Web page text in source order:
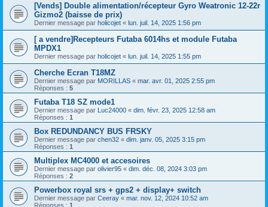
[Vends] Double alimentation/récepteur Gyro Weatronic 12-22r
Gizmo2 (baisse de prix)
Dernier message par holicojet « lun. juil. 14, 2025 1:56 pm
[ a vendre]Recepteurs Futaba 6014hs et module Futaba
MPDX1
Dernier message par holicojet « lun. juil. 14, 2025 1:55 pm
Cherche Ecran T18MZ
Dernier message par MORILLAS « mar. avr. 01, 2025 2:55 pm
Réponses : 5
Futaba T18 SZ mode1
Dernier message par Luc24000 « dim. févr. 23, 2025 12:58 am
Réponses : 1
Box REDUNDANCY BUS FRSKY
Dernier message par chen32 « dim. janv. 05, 2025 3:15 pm
Réponses : 1
Multiplex MC4000 et accesoires
Dernier message par olivier95 « dim. déc. 08, 2024 3:03 pm
Réponses : 2
Powerbox royal srs + gps2 + display+ switch
Dernier message par Ceeray « mar. nov. 12, 2024 10:52 am
Réponses : 1